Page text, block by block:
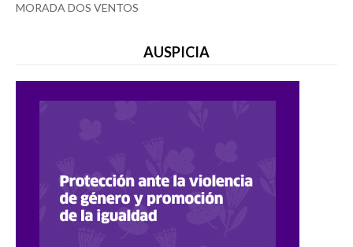
MORADA DOS VENTOS
AUSPICIA